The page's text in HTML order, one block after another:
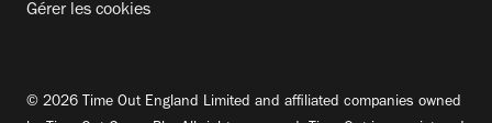
Gérer les cookies
© 2026 Time Out England Limited and affiliated companies owned